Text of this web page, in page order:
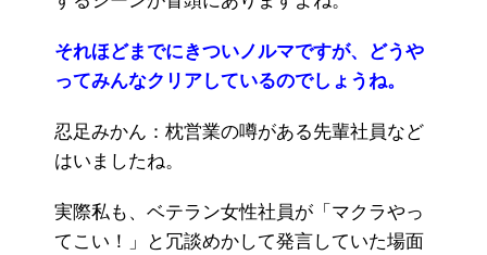
それほどまでにきついノルマですが、どうや
ってみんなクリアしているのでしょうね。
忍足みかん：枕営業の噂がある先輩社員など
はいましたね。
実際私も、ベテラン女性社員が「マクラやっ
てこい！」と冗談めかして発言していた場面